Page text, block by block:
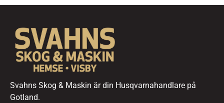
Svahns Skog & Maskin är din Husqvarnahandlare på
Gotland.